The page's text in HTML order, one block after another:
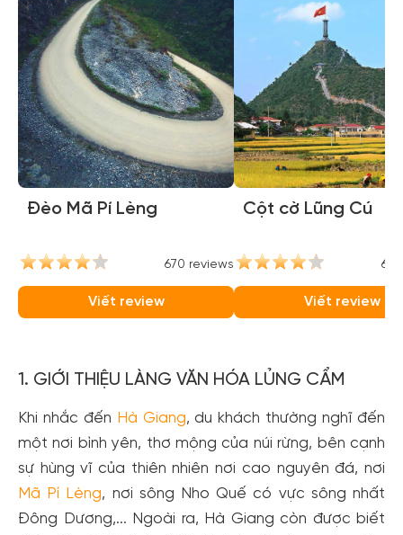
Đèo Mã Pí Lèng
670 reviews
Viết review
Cột cờ Lũng Cú
Viết review
1. GIỚI THIỆU LÀNG VĂN HÓA LỦNG CẨM
Khi nhắc đến Hà Giang, du khách thường nghĩ đến
một nơi bình yên, thơ mộng của núi rừng, bên cạnh
sự hùng vĩ của thiên nhiên nơi cao nguyên đá, nơi
Mã Pí Lèng, nơi sông Nho Quế có vực sông nhất
Đông Dương,... Ngoài ra, Hà Giang còn được biết